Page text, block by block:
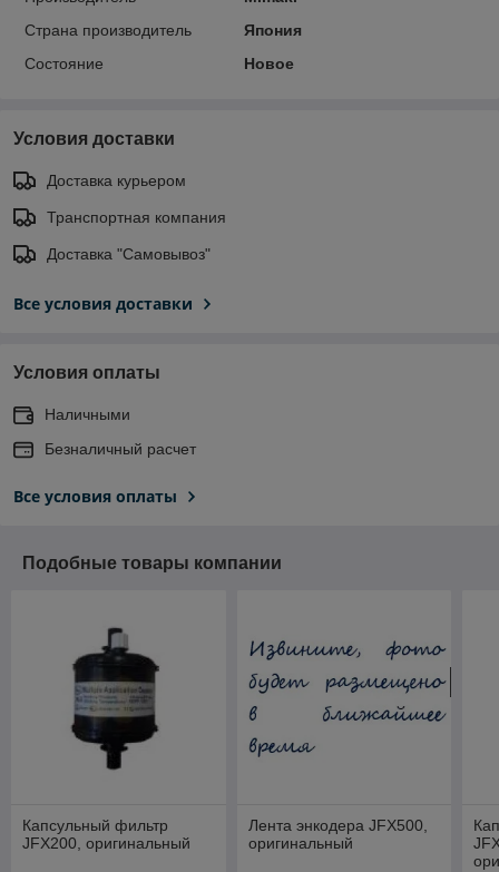
Страна производитель
Япония
Состояние
Новое
Условия доставки
Доставка курьером
Транспортная компания
Доставка "Самовывоз"
Все условия доставки
Условия оплаты
Наличными
Безналичный расчет
Все условия оплаты
Подобные товары компании
Капсульный фильтр
JFX200, оригинальный
Лента энкодера JFX500,
оригинальный